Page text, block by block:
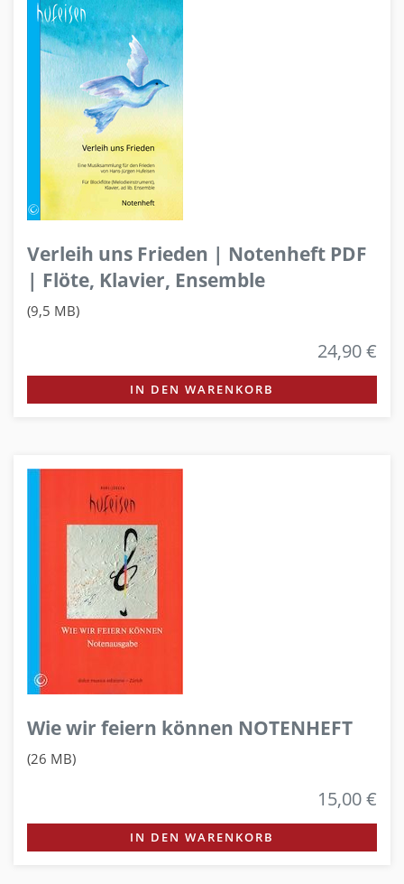
Verleih uns Frieden | Notenheft PDF
| Flöte, Klavier, Ensemble
(9,5 MB)
24,90 €
IN DEN WARENKORB
Wie wir feiern können NOTENHEFT
(26 MB)
15,00 €
IN DEN WARENKORB